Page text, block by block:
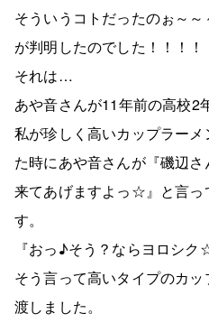
そういうコトだったのぉ～～
が判明したのでした！！！！
それは…
あや音さんが11年前の高校
私が珍しく高いカップラー
た時にあや音さんが『磯辺
来てあげますよっ☆』と言っ
す。
『おっ♪そう？ならヨロシク
そう言って高いタイプのカ
渡しました。